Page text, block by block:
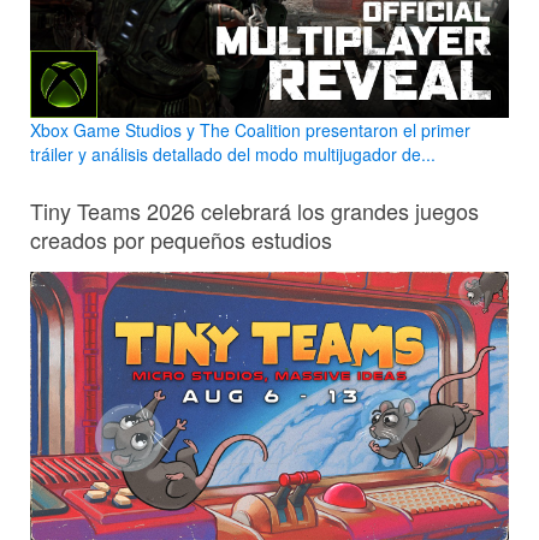
Xbox Game Studios y The Coalition presentaron el primer
tráiler y análisis detallado del modo multijugador de...
Tiny Teams 2026 celebrará los grandes juegos
creados por pequeños estudios